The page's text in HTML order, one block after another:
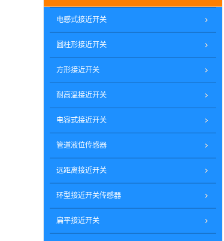
电感式接近开关
圆柱形接近开关
方形接近开关
耐高温接近开关
电容式接近开关
管道液位传感器
远距离接近开关
环型接近开关传感器
扁平接近开关